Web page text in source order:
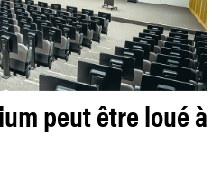
peut être loué à